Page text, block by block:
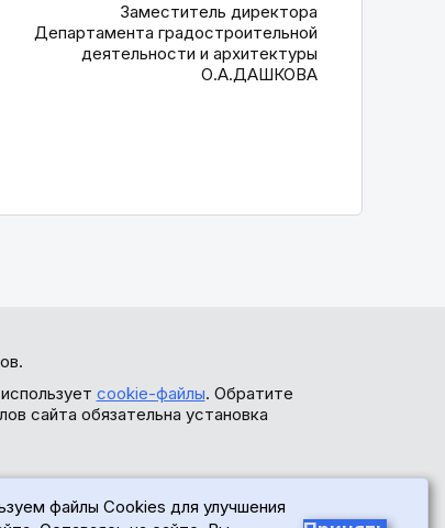
Заместитель директора
Департамента градостроительной
деятельности и архитектуры
О.А.ДАШКОВА
cookie-файлы. Обратите
сайта обязательна установка
файлы Cookies для улучшения